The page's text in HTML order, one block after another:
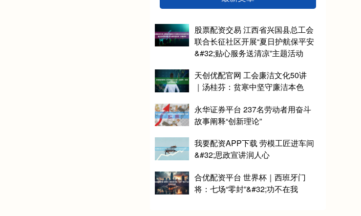
股票配资交易 江西省兴国县总工会
联合长征社区开展“夏日护航保平安
&#32;贴心服务送清凉”主题活动
天创优配官网 工会廉洁文化50讲
｜汤桂芬：贫寒中坚守廉洁本色
永华证券平台 237名劳动者用奋斗
故事阐释“创新理论”
我要配资APP下载 劳模工匠进车间
&#32;思政宣讲润人心
合优配资平台 世界杯｜西班牙门
将：七场“零封”&#32;功不在我